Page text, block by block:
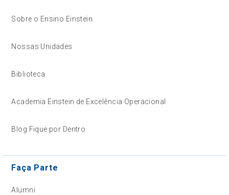
Sobre o Ensino Einstein
Nossas Unidades
Biblioteca
Academia Einstein de Excelência Operacional
Blog Fique por Dentro
Faça Parte
Alumni